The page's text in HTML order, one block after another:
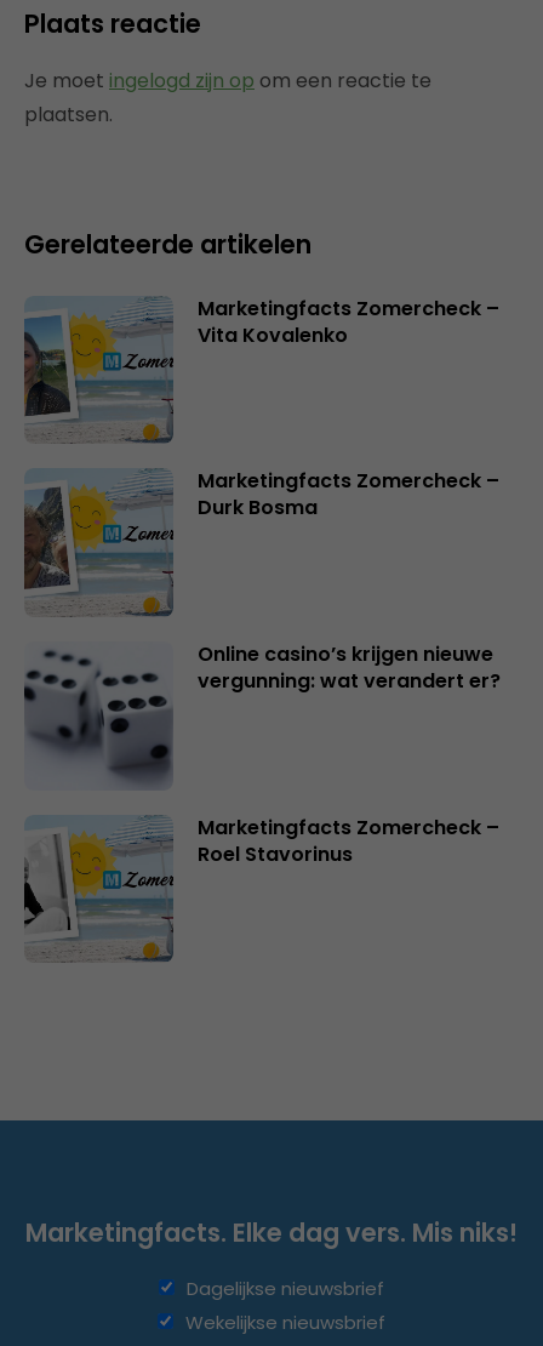
Plaats reactie
Je moet ingelogd zijn op om een reactie te
plaatsen.
Gerelateerde artikelen
Marketingfacts Zomercheck –
Vita Kovalenko
Marketingfacts Zomercheck –
Durk Bosma
Online casino’s krijgen nieuwe
vergunning: wat verandert er?
Marketingfacts Zomercheck –
Roel Stavorinus
Marketingfacts. Elke dag vers. Mis niks!
Dagelijkse nieuwsbrief
Wekelijkse nieuwsbrief